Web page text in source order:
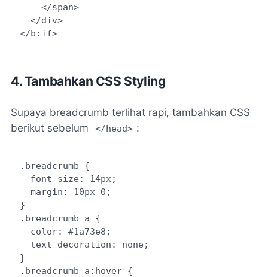
</b:if>
4. Tambahkan CSS Styling
Supaya breadcrumb terlihat rapi, tambahkan CSS
berikut sebelum
</head> :
.breadcrumb {
}
.breadcrumb a {
}
.breadcrumb a:hover {